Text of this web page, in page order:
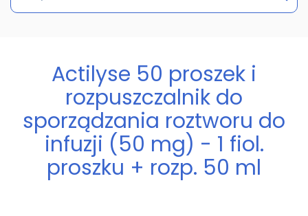
Actilyse 50 proszek i
rozpuszczalnik do
sporządzania roztworu do
infuzji (50 mg) - 1 fiol.
proszku + rozp. 50 ml